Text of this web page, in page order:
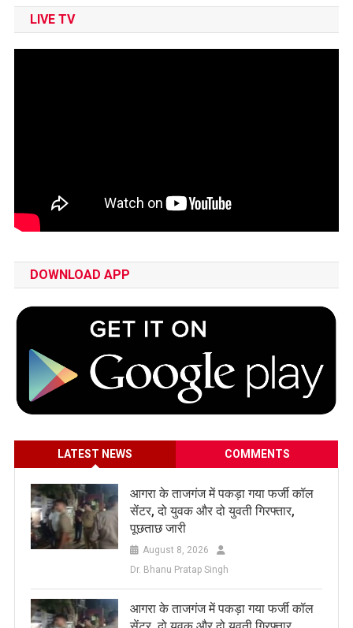
LIVE TV
DOWNLOAD APP
LATEST NEWS COMMENTS
आगरा के ताजगंज में पकड़ा गया फर्जी कॉल
सेंटर, दो युवक और दो युवती गिरफ्तार,
पूछताछ जारी
August 8, 2026
Dr. Bhanu Pratap Singh
आगरा के ताजगंज में पकड़ा गया फर्जी कॉल